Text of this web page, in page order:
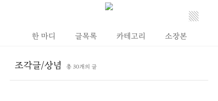
▒
한 마디 글목록 카테고리 소장본
조각글/상념 총 30개의 글